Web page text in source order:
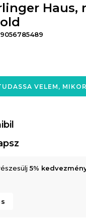
Haus,
VELEM,
5%